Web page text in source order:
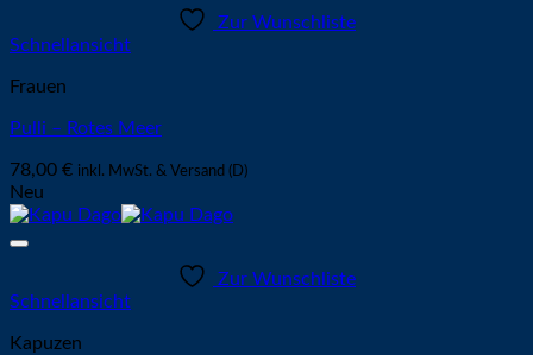
Zur Wunschliste
Schnellansicht
Frauen
Pulli – Rotes Meer
78,00 € inkl. MwSt. & Versand (D)
Neu
Zur Wunschliste
Schnellansicht
Kapuzen